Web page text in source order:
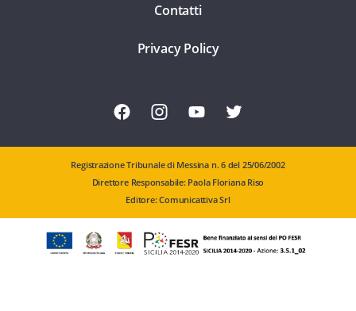
Contatti
Privacy Policy
Registrazione Tribunale di Messina n. 6 del 25/06/2002
Direttore Responsabile: Paola Floriana Riso
Editore: Comunicattiva Srl